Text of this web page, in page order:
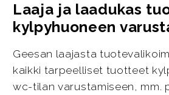
Laaja ja laadukas
kylpyhuoneen
Geesan laajasta
kaikki tarpeelliset tuotteet
wc-tilan varustamiseen, mm.